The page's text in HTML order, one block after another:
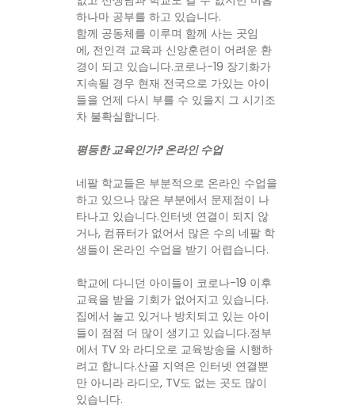
하나마 공부를 하고 있습니다.
함께 공동체를 이루며 함께 사는 곳임
에, 전인격 교육과 신앙훈련이 어려운 환
경이 되고 있습니다.코로나-19 장기화가
지속될 경우 현재 전국으로 가있는 아이
들을 언제 다시 부를 수 있을지 그 시기조
차 불확실합니다.
평등한 교육인가? 온라인 수업
네팔 학교들은 부분적으로 온라인 수업을
하고 있으나 많은 부분에서 문제점이 나
타나고 있습니다.인터넷 연결이 되지 않
거나, 컴퓨터가 없어서 많은 수의 네팔 학
생들이 온라인 수업을 받기 어렵습니다.
학교에 다니던 아이들이 코로나-19 이후
교육을 받을 기회가 없어지고 있습니다.
집에서 놀고 있거나 방치되고 있는 아이
들이 점점 더 많이 생기고 있습니다.정부
에서 TV 와 라디오로 교육방송을 시행하
려고 합니다.산골 지역은 인터넷 연결뿐
만 아니라 라디오, TV도 없는 곳도 많이
있습니다.